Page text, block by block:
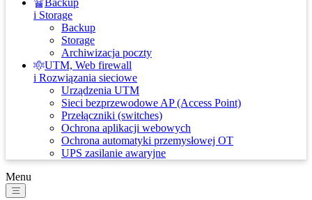
Backup
i Storage
Backup
Storage
Archiwizacja poczty
UTM, Web firewall
i Rozwiązania sieciowe
Urządzenia UTM
Sieci bezprzewodowe AP (Access Point)
Przełączniki (switches)
Ochrona aplikacji webowych
Ochrona automatyki przemysłowej OT
UPS zasilanie awaryjne
Menu